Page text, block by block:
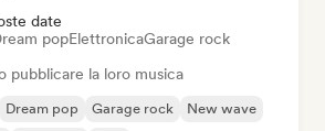
date
popElettronicaGarage rock
pubblicare la loro musica
Dream pop Garage rock
New wave